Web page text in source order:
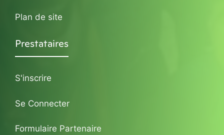
Plan de site
Prestataires
S'inscrire
Se Connecter
Formulaire Partenaire